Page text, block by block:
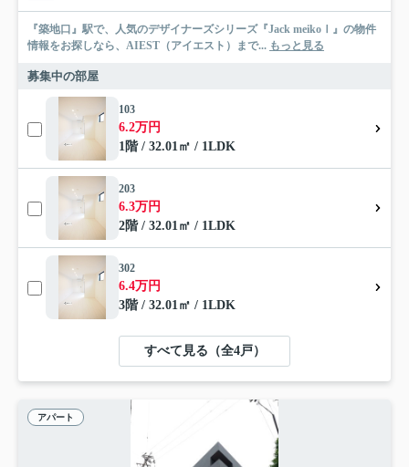
『築地口』駅で、人気のデザイナーズシリーズ『Jack meikoⅠ』の物件
情報をお探しなら、AIEST（アイエスト）まで... もっと見る
募集中の部屋
103
6.2万円
1階 / 32.01㎡ / 1LDK
203
6.3万円
2階 / 32.01㎡ / 1LDK
302
6.4万円
3階 / 32.01㎡ / 1LDK
すべて見る（全4戸）
アパート